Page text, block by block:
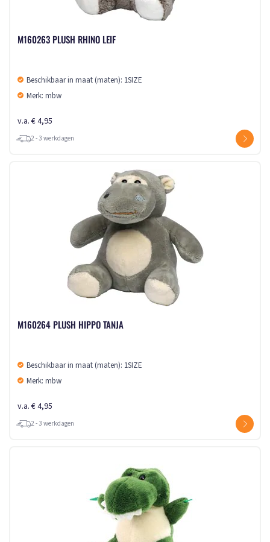
M160263 PLUSH RHINO LEIF
Beschikbaar in maat (maten): 1SIZE
Merk: mbw
v.a. € 4,95
2 - 3 werkdagen
M160264 PLUSH HIPPO TANJA
Beschikbaar in maat (maten): 1SIZE
Merk: mbw
v.a. € 4,95
2 - 3 werkdagen